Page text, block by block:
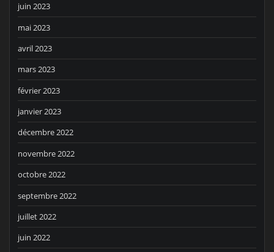
juin 2023
mai 2023
avril 2023
mars 2023
février 2023
janvier 2023
décembre 2022
novembre 2022
octobre 2022
septembre 2022
juillet 2022
juin 2022